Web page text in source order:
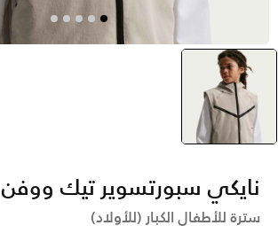
selected
بنى
نايكي سبورتسوير تيك ووفن
سترة للأطفال الكبار (للأولاد)